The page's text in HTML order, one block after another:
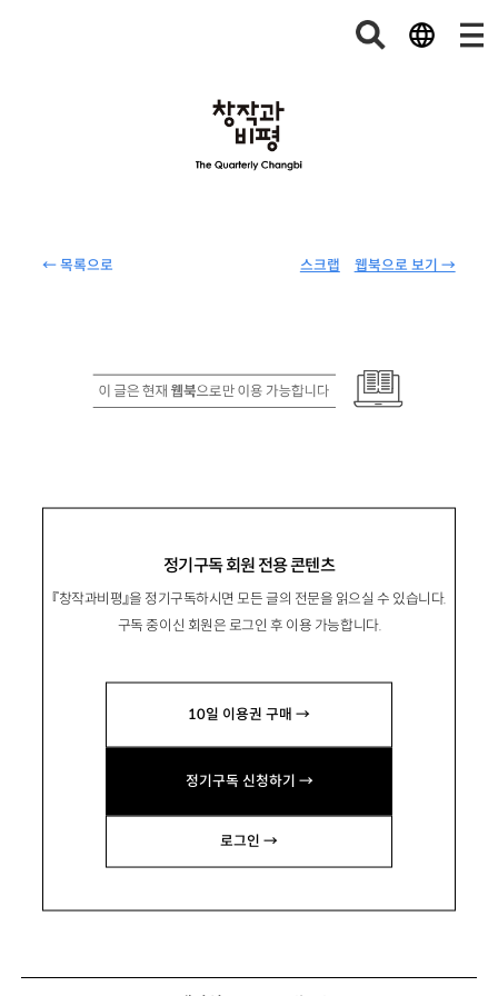
← 목록으로 웹북으로 보기 →
스크랩
정기구독 회원 전용 콘텐츠
『창작과비평』을 정기구독하시면 모든 글의 전문을 읽으실 수 있습니다.
구독 중이신 회원은 로그인 후 이용 가능합니다.
10일 이용권 구매 →
정기구독 신청하기 →
로그인 →